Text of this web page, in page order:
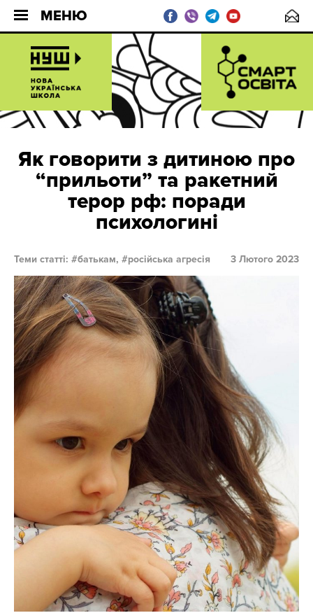
МЕНЮ
Як говорити з дитиною про
“прильоти” та ракетний
терор рф: поради
психологині
Теми статті: батькам, російська агресія 3 Лютого 2023